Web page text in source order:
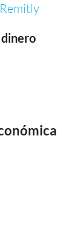
Remitly